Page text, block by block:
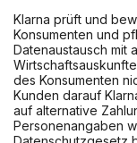
Klarna prüft und
Konsumenten und
Datenaustausch mit
des Konsumenten
Kunden darauf
auf alternative
Personenangaben